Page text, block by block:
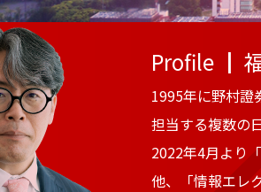
Profile ┃
1995年に野村證
担当する複数の
2022年4月より
他、「情報エレ